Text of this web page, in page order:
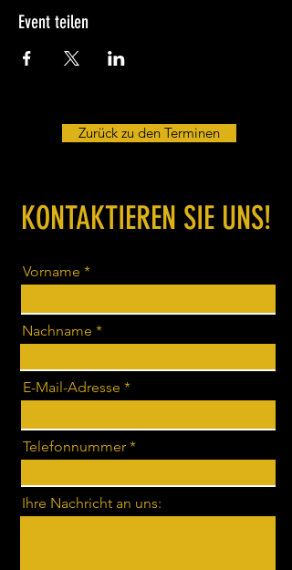
Event teilen
Zurück zu den Terminen
KONTAKTIEREN SIE UNS!
Vorname
Nachname
E-Mail-Adresse
Telefonnummer
Ihre Nachricht an uns: